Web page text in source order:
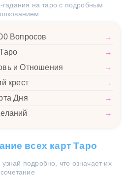
на таро с подробным
Вопросов
→
→
и Отношения
→
крест
→
Дня
→
→
всех карт Таро
подробно, что означает их
сочетание